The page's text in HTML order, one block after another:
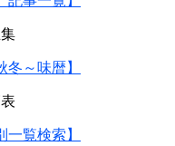
冬～味暦】
一覧検索】